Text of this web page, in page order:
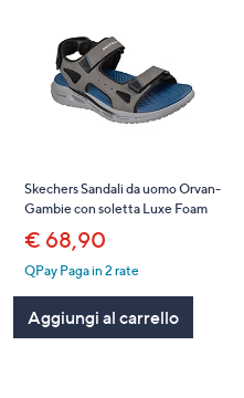
Skechers Sandali da uomo Orvan-
Gambie con soletta Luxe Foam
€ 68,90
QPay Paga in 2 rate
Aggiungi al carrello